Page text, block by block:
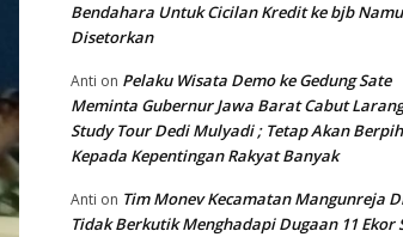
Bendahara Untuk Cicilan Kredit ke bjb
Disetorkan
Anti on Pelaku Wisata Demo ke Gedung Sate
Meminta Gubernur Jawa Barat Cabut
Study Tour Dedi Mulyadi ; Tetap Akan
Kepada Kepentingan Rakyat Banyak
Anti on Tim Monev Kecamatan Mangunreja
Tidak Berkutik Menghadapi Dugaan 11 Ekor